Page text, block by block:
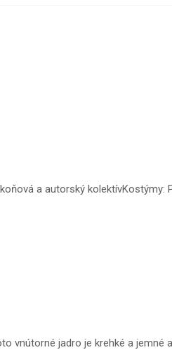
a autorský kolektívKostýmy:
vnútorné jadro je krehké a jemné